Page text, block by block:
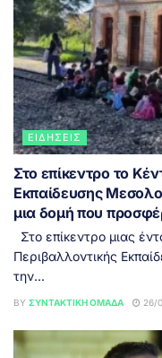
ΕΙΔΉΣΕΙΣ
Στο επίκεντρο το
Εκπαίδευσης
μια δομή που
Στο επίκεντρο μιας
Περιβαλλοντικής
την...
BY ΣΥΝΤΑΚΤΙΚΉ ΟΜΆΔΑ 26/